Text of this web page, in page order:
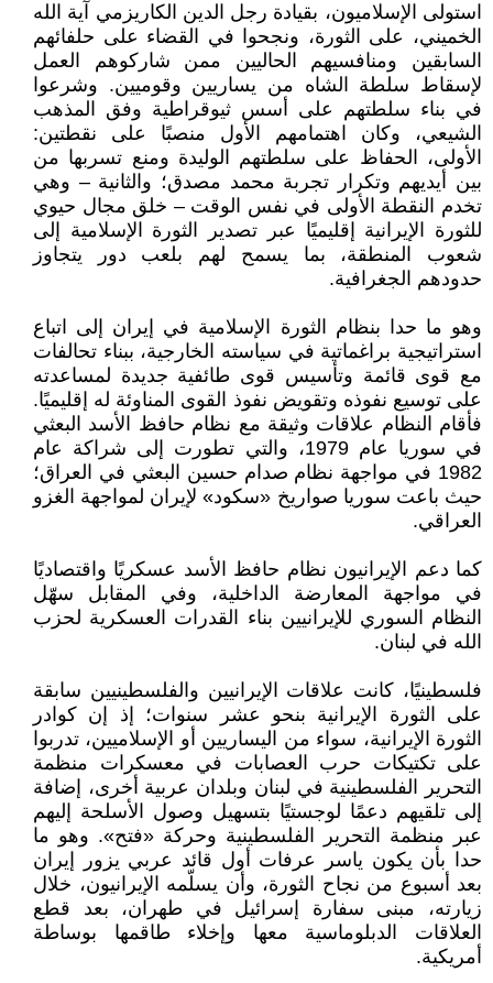
استولى الإسلاميون، بقيادة رجل الدين الكاريزمي آية الله
الخميني، على الثورة، ونجحوا في القضاء على حلفائهم
السابقين ومنافسيهم الحاليين ممن شاركوهم العمل
لإسقاط سلطة الشاه من يساريين وقوميين. وشرعوا
في بناء سلطتهم على أسس ثيوقراطية وفق المذهب
الشيعي، وكان اهتمامهم الأول منصبًا على نقطتين:
الأولى، الحفاظ على سلطتهم الوليدة ومنع تسربها من
بين أيديهم وتكرار تجربة محمد مصدق؛ والثانية – وهي
تخدم النقطة الأولى في نفس الوقت – خلق مجال حيوي
للثورة الإيرانية إقليميًا عبر تصدير الثورة الإسلامية إلى
شعوب المنطقة، بما يسمح لهم بلعب دور يتجاوز
حدودهم الجغرافية.
وهو ما حدا بنظام الثورة الإسلامية في إيران إلى اتباع
استراتيجية براغماتية في سياسته الخارجية، ببناء تحالفات
مع قوى قائمة وتأسيس قوى طائفية جديدة لمساعدته
على توسيع نفوذه وتقويض نفوذ القوى المناوئة له إقليميًا.
فأقام النظام علاقات وثيقة مع نظام حافظ الأسد البعثي
في سوريا عام 1979، والتي تطورت إلى شراكة عام
1982 في مواجهة نظام صدام حسين البعثي في العراق؛
حيث باعت سوريا صواريخ «سكود» لإيران لمواجهة الغزو
العراقي.
كما دعم الإيرانيون نظام حافظ الأسد عسكريًا واقتصاديًا
في مواجهة المعارضة الداخلية، وفي المقابل سهّل
النظام السوري للإيرانيين بناء القدرات العسكرية لحزب
الله في لبنان.
فلسطينيًا، كانت علاقات الإيرانيين والفلسطينيين سابقة
على الثورة الإيرانية بنحو عشر سنوات؛ إذ إن كوادر
الثورة الإيرانية، سواء من اليساريين أو الإسلاميين، تدربوا
على تكتيكات حرب العصابات في معسكرات منظمة
التحرير الفلسطينية في لبنان وبلدان عربية أخرى، إضافة
إلى تلقيهم دعمًا لوجستيًا بتسهيل وصول الأسلحة إليهم
عبر منظمة التحرير الفلسطينية وحركة «فتح». وهو ما
حدا بأن يكون ياسر عرفات أول قائد عربي يزور إيران
بعد أسبوع من نجاح الثورة، وأن يسلّمه الإيرانيون، خلال
زيارته، مبنى سفارة إسرائيل في طهران، بعد قطع
العلاقات الدبلوماسية معها وإخلاء طاقمها بوساطة
أمريكية.